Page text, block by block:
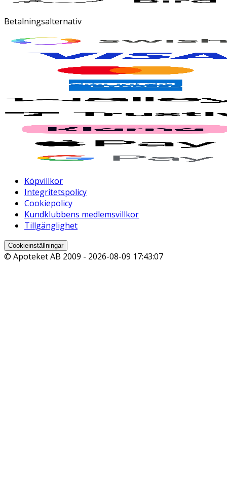
Betalningsalternativ
Köpvillkor
Integritetspolicy
Cookiepolicy
Kundklubbens medlemsvillkor
Tillgänglighet
Cookieinställningar
© Apoteket AB 2009 - 2026-08-09 17:43:07